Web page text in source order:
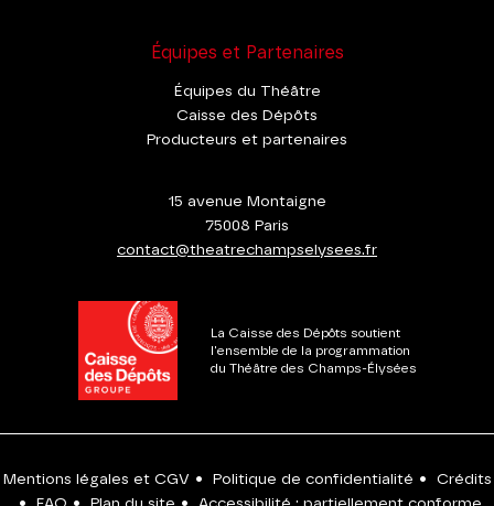
Équipes et Partenaires
Équipes du Théâtre
Caisse des Dépôts
Producteurs et partenaires
15 avenue Montaigne
75008 Paris
contact@theatrechampselysees.fr
La Caisse des Dépôts soutient
l'ensemble de la programmation
du Théâtre des Champs-Élysées
Mentions légales et CGV • Politique de confidentialité •
Crédits